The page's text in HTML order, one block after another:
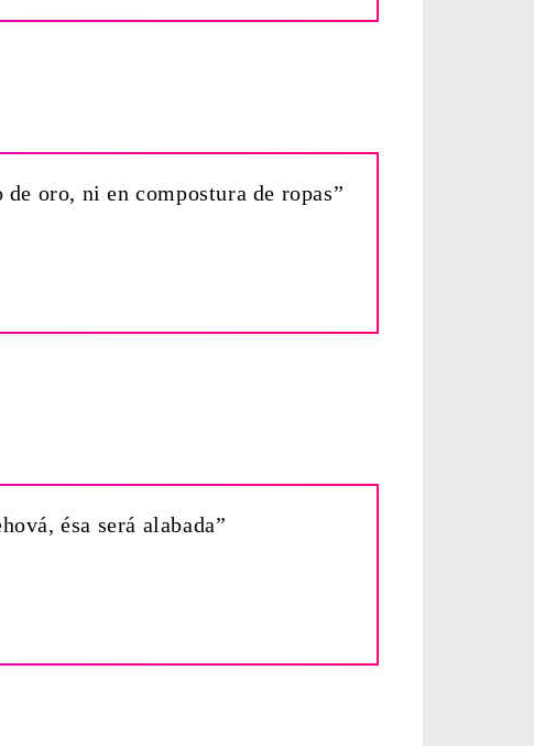
oro, ni en compostura de ropas”
ésa será alabada”